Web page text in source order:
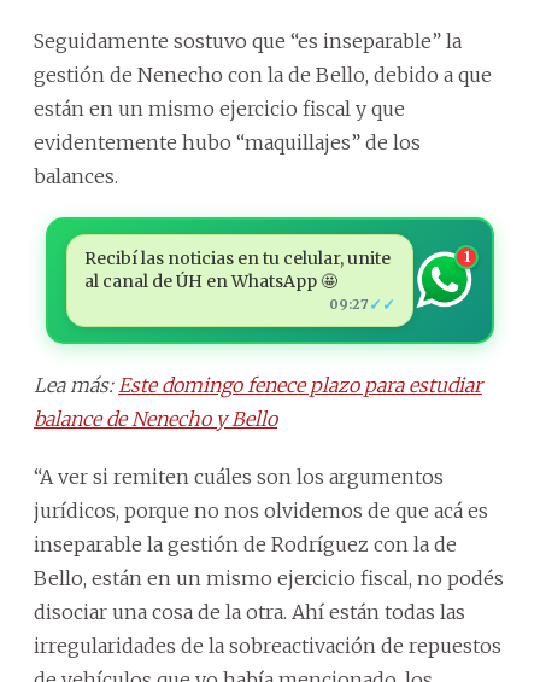
Seguidamente sostuvo que “es inseparable” la
gestión de Nenecho con la de Bello, debido a que
están en un mismo ejercicio fiscal y que
evidentemente hubo “maquillajes” de los
balances.
Recibí las noticias en tu celular, unite
al canal de ÚH en WhatsApp 🤩
09:27 ✓✓
1
Lea más: Este domingo fenece plazo para estudiar
balance de Nenecho y Bello
“A ver si remiten cuáles son los argumentos
jurídicos, porque no nos olvidemos de que acá es
inseparable la gestión de Rodríguez con la de
Bello, están en un mismo ejercicio fiscal, no podés
disociar una cosa de la otra. Ahí están todas las
irregularidades de la sobreactivación de repuestos